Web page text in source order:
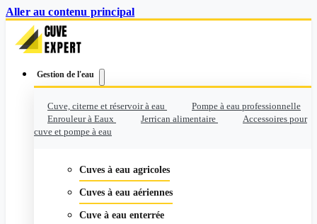
Aller au contenu principal
Gestion de l'eau
Cuve, citerne et réservoir à eau
Pompe à eau professionnelle
Enrouleur à Eaux
Jerrican alimentaire
Accessoires pour
cuve et pompe à eau
Cuves à eau agricoles
Cuves à eau aériennes
Cuve à eau enterrée